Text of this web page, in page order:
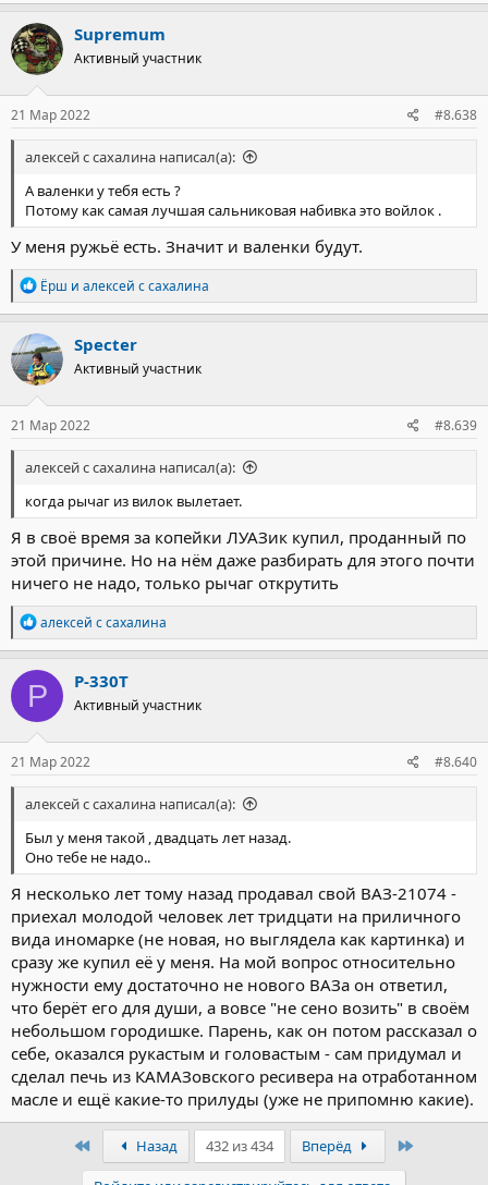
Supremum
Активный участник
21 Мар 2022 #8.638
алексей с сахалина написал(а):
А валенки у тебя есть ?
Потому как самая лучшая сальниковая набивка это войлок .
У меня ружьё есть. Значит и валенки будут.
Р
е
а
к
ц
и
и
:
Ёрш и алексей с сахалина
Specter
Активный участник
21 Мар 2022 #8.639
алексей с сахалина написал(а):
когда рычаг из вилок вылетает.
Я в своё время за копейки ЛУАЗик купил, проданный по
этой причине. Но на нём даже разбирать для этого почти
ничего не надо, только рычаг открутить
Р
е
а
к
ц
и
:
алексей с сахалина
Р Р-330Т
Активный участник
21 Мар 2022 #8.640
алексей с сахалина написал(а):
Был у меня такой , двадцать лет назад.
Оно тебе не надо..
Я несколько лет тому назад продавал свой ВАЗ-21074 -
приехал молодой человек лет тридцати на приличного
вида иномарке (не новая, но выглядела как картинка) и
сразу же купил её у меня. На мой вопрос относительно
нужности ему достаточно не нового ВАЗа он ответил,
что берёт его для души, а вовсе "не сено возить" в своём
небольшом городишке. Парень, как он потом рассказал о
себе, оказался рукастым и головастым - сам придумал и
сделал печь из КАМАЗовского ресивера на отработанном
масле и ещё какие-то прилуды (уже не припомню какие).
ПервыйНазад 432 из 434 Вперёд